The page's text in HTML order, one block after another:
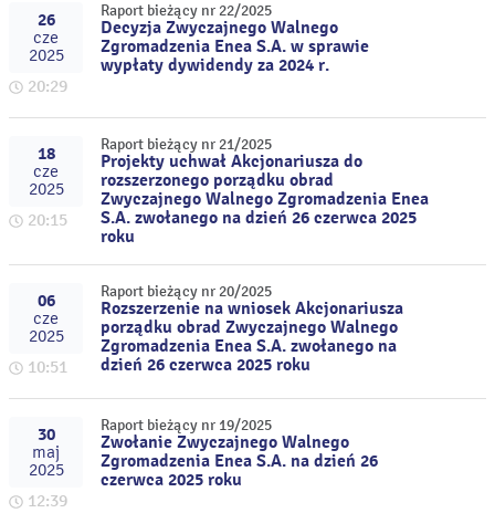
26
cze
2025
20:29
Raport bieżący nr 22/2025
Decyzja Zwyczajnego Walnego
Zgromadzenia Enea S.A. w sprawie
wypłaty dywidendy za 2024 r.
18
cze
2025
20:15
Raport bieżący nr 21/2025
Projekty uchwał Akcjonariusza do
rozszerzonego porządku obrad
Zwyczajnego Walnego Zgromadzenia Enea
S.A. zwołanego na dzień 26 czerwca 2025
roku
06
cze
2025
10:51
Raport bieżący nr 20/2025
Rozszerzenie na wniosek Akcjonariusza
porządku obrad Zwyczajnego Walnego
Zgromadzenia Enea S.A. zwołanego na
dzień 26 czerwca 2025 roku
30
maj
2025
12:39
Raport bieżący nr 19/2025
Zwołanie Zwyczajnego Walnego
Zgromadzenia Enea S.A. na dzień 26
czerwca 2025 roku